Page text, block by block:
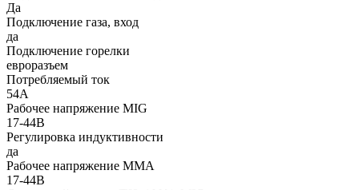
Да
Подключение газа, вход
да
Подключение горелки
евроразъем
Потребляемый ток
54А
Рабочее напряжение MIG
17-44В
Регулировка индуктивности
да
Рабочее напряжение MMA
17-44В